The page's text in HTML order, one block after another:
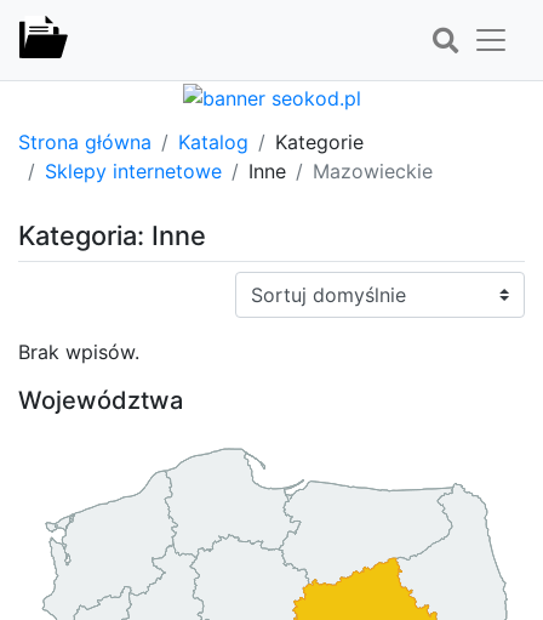
Strona główna Katalog
Kategorie
Sklepy internetowe
Inne Mazowieckie
Kategoria: Inne
Sortuj:
Brak wpisów.
Województwa